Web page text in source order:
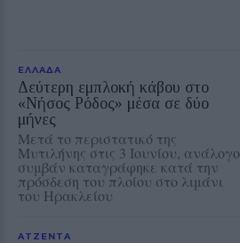
ΕΛΛΑΔΑ
Δεύτερη εμπλοκή κάβου στο
«Νήσος Ρόδος» μέσα σε δύο
μήνες
Μετά το περιστατικό της
Μυτιλήνης στις 3 Ιουνίου, ανάλογο
συμβάν καταγράφηκε κατά την
πρόσδεση του πλοίου στο λιμάνι
του Ηρακλείου
ΑΤΖΕΝΤΑ